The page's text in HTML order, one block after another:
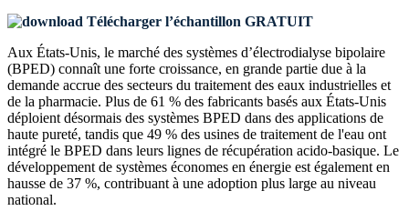
Télécharger l’échantillon GRATUIT
Aux États-Unis, le marché des systèmes d’électrodialyse bipolaire
(BPED) connaît une forte croissance, en grande partie due à la
demande accrue des secteurs du traitement des eaux industrielles et
de la pharmacie. Plus de 61 % des fabricants basés aux États-Unis
déploient désormais des systèmes BPED dans des applications de
haute pureté, tandis que 49 % des usines de traitement de l'eau ont
intégré le BPED dans leurs lignes de récupération acido-basique. Le
développement de systèmes économes en énergie est également en
hausse de 37 %, contribuant à une adoption plus large au niveau
national.